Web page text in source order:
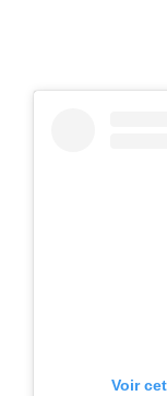
Voir